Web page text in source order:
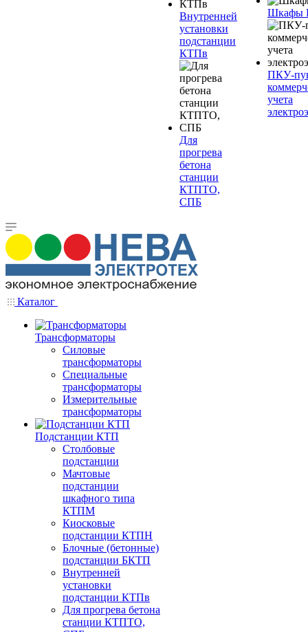
Внутренней
установки
подстанции
КТПв
Для
прогрева
бетона
станции
КТПТО,
СПБ
Шкафы
ПКУ-
учета
Каталог
Трансформаторы
Силовые
трансформаторы
Специальные
трансформаторы
Измерительные
трансформаторы
Подстанции КТП
Столбовые
подстанции
Мачтовые
подстанции
шкафного типа
КТПМ
Киосковые
подстанции КТПН
Блочные (бетонные)
подстанции БКТП
Внутренней
установки
подстанции КТПв
Для прогрева бетона
станции КТПТО,